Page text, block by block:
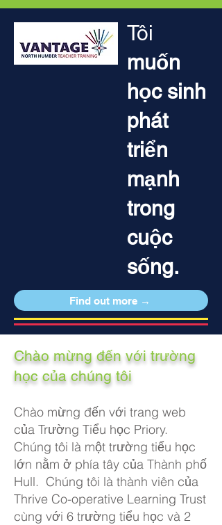
Tôi
muốn
học sinh
phát
triển
mạnh
trong
cuộc
sống.
Find out more →
Chào mừng đến với trường
học của chúng tôi
Chào mừng đến với trang web
của Trường Tiểu học Priory.
Chúng tôi là một trường tiểu học
lớn nằm ở phía tây của Thành phố
Hull. Chúng tôi là thành viên của
Thrive Co-operative Learning Trust
cùng với 6 trường tiểu học và 2